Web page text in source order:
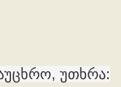
უთხრა: